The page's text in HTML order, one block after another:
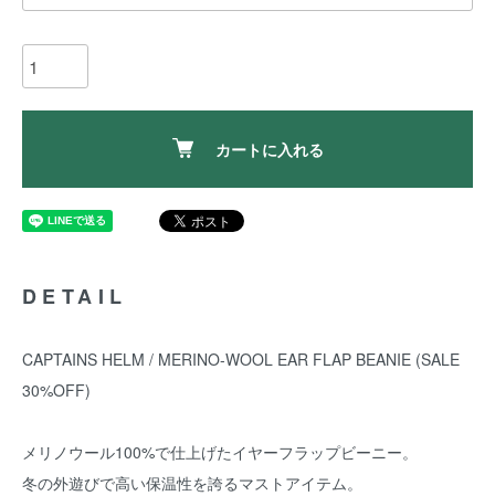
カートに入れる
DETAIL
CAPTAINS HELM / MERINO-WOOL EAR FLAP BEANIE (SALE
30%OFF)
メリノウール100%で仕上げたイヤーフラップビーニー。
冬の外遊びで高い保温性を誇るマストアイテム。